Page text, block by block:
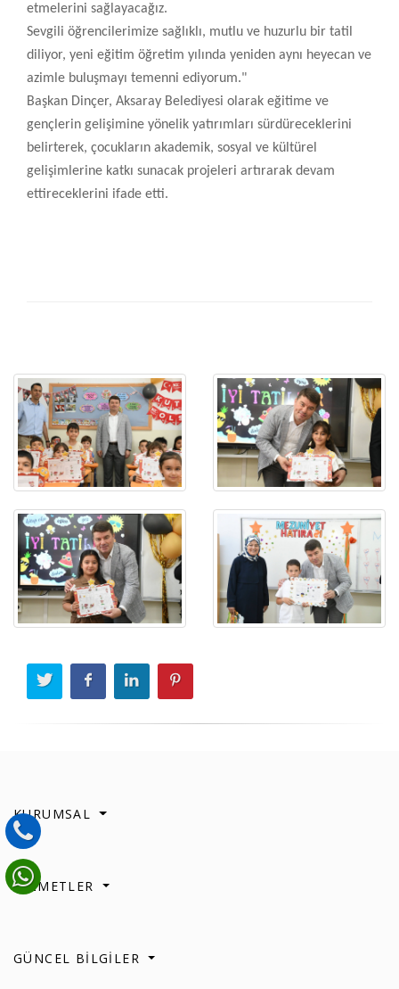
etmelerini sağlayacağız.
Sevgili öğrencilerimize sağlıklı, mutlu ve huzurlu bir tatil
diliyor, yeni eğitim öğretim yılında yeniden aynı heyecan ve
azimle buluşmayı temenni ediyorum."
Başkan Dinçer, Aksaray Belediyesi olarak eğitime ve
gençlerin gelişimine yönelik yatırımları sürdüreceklerini
belirterek, çocukların akademik, sosyal ve kültürel
gelişimlerine katkı sunacak projeleri artırarak devam
ettireceklerini ifade etti.
KURUMSAL
HİZMETLER
GÜNCEL BİLGİLER